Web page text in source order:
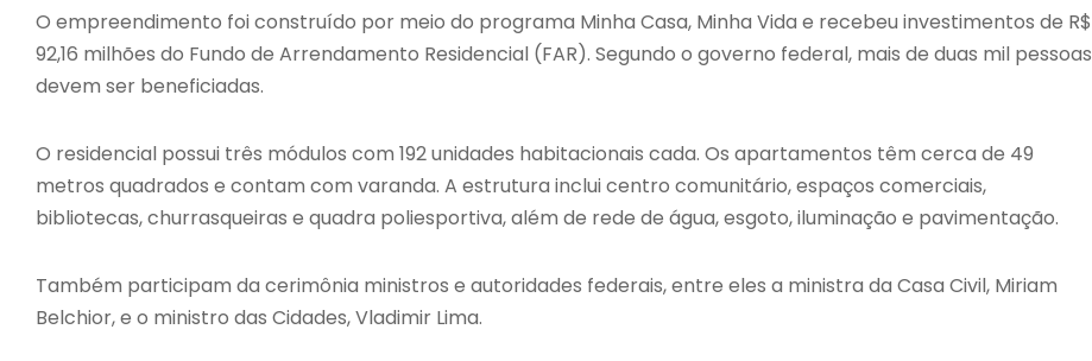
O empreendimento foi construído por meio do programa Minha Casa, Minha Vida e recebeu investimentos de R$
92,16 milhões do Fundo de Arrendamento Residencial (FAR). Segundo o governo federal, mais de duas mil pessoas
devem ser beneficiadas.
O residencial possui três módulos com 192 unidades habitacionais cada. Os apartamentos têm cerca de 49
metros quadrados e contam com varanda. A estrutura inclui centro comunitário, espaços comerciais,
bibliotecas, churrasqueiras e quadra poliesportiva, além de rede de água, esgoto, iluminação e pavimentação.
Também participam da cerimônia ministros e autoridades federais, entre eles a ministra da Casa Civil, Miriam
Belchior, e o ministro das Cidades,Vladimir Lima.